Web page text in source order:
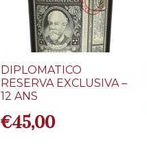
DIPLOMATICO
RESERVA EXCLUSIVA –
12 ANS
€45,00